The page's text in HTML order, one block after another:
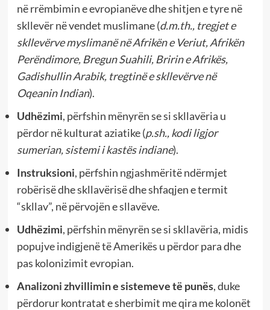
në rrëmbimin e evropianëve dhe shitjen e tyre në
skllevër në vendet muslimane (d.m.th., tregjet e
skllevërve myslimanë në Afrikën e Veriut, Afrikën
Perëndimore, Bregun Suahili, Bririn e Afrikës,
Gadishullin Arabik, tregtinë e skllevërve në
Oqeanin Indian).
Udhëzimi, përfshin mënyrën se si skllavëria u
përdor në kulturat aziatike (p.sh., kodi ligjor
sumerian, sistemi i kastës indiane).
Instruksioni, përfshin ngjashmëritë ndërmjet
robërisë dhe skllavërisë dhe shfaqjen e termit
“skllav”, në përvojën e sllavëve.
Udhëzimi, përfshin mënyrën se si skllavëria, midis
popujve indigjenë të Amerikës u përdor para dhe
pas kolonizimit evropian.
Analizoni zhvillimin e sistemeve të punës, duke
përdorur kontratat e sherbimit me qira me kolonët